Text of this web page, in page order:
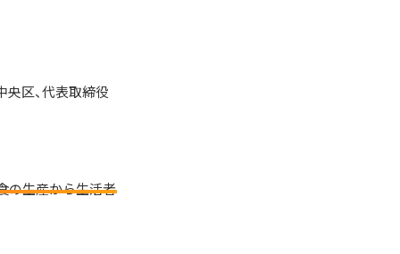
央区、代表取締役
の生産から生活者